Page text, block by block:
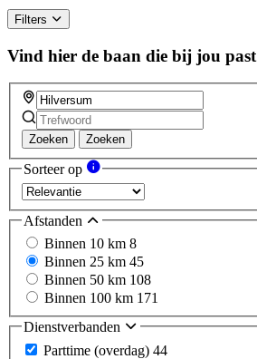
Filters
Vind hier de baan die bij jou past
Zoeken Zoeken
Sorteer op
Afstanden
Binnen 10 km 8
Binnen 25 km 45
Binnen 50 km 108
Binnen 100 km 171
Dienstverbanden
Parttime (overdag) 44